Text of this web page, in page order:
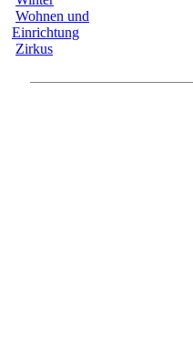
Wohnen und
Einrichtung
Zirkus